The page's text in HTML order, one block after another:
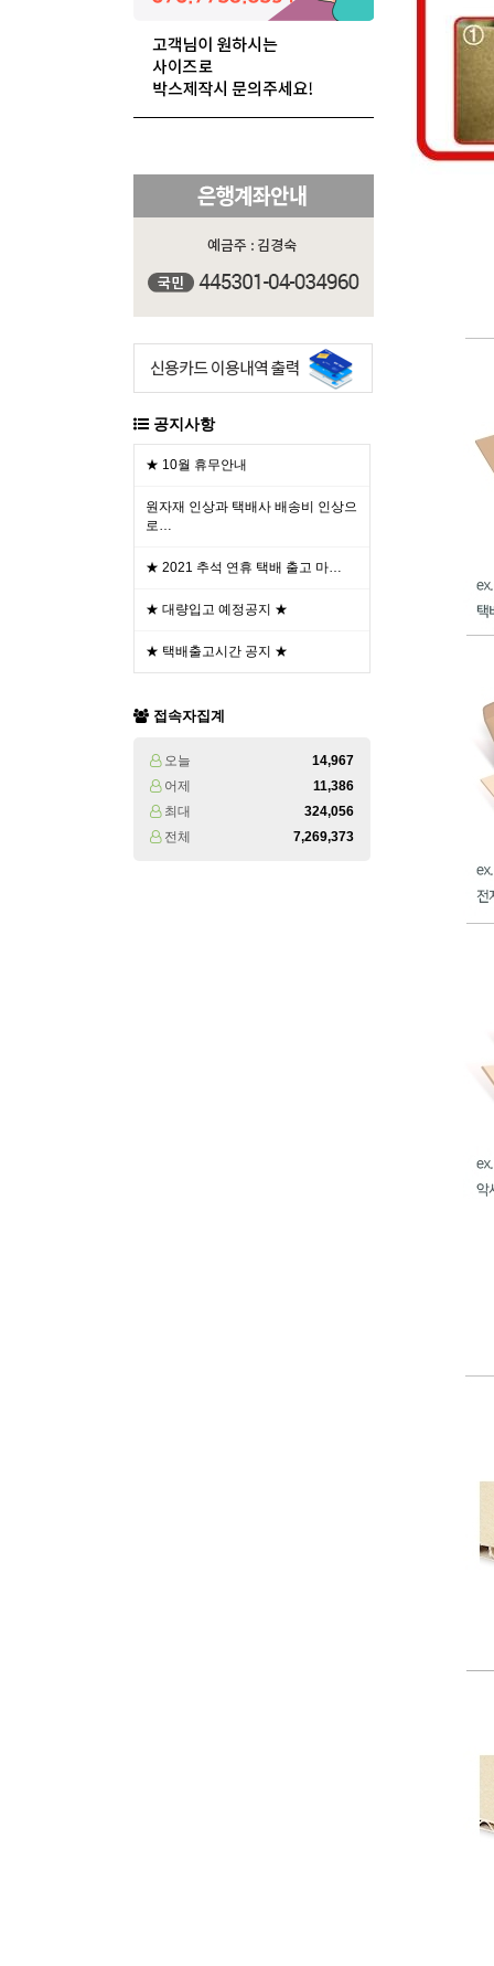
공지사항
★ 10월 휴무안내
원자재 인상과 택배사 배송비 인상으
로…
★ 2021 추석 연휴 택배 출고 마…
★ 대량입고 예정공지 ★
★ 택배출고시간 공지 ★
접속자집계
오늘
14,967
어제
11,386
최대
324,056
전체
7,269,373